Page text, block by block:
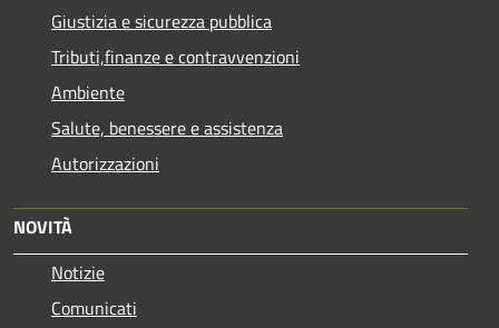
Giustizia e sicurezza pubblica
Tributi,finanze e contravvenzioni
Ambiente
Salute, benessere e assistenza
Autorizzazioni
NOVITÀ
Notizie
Comunicati